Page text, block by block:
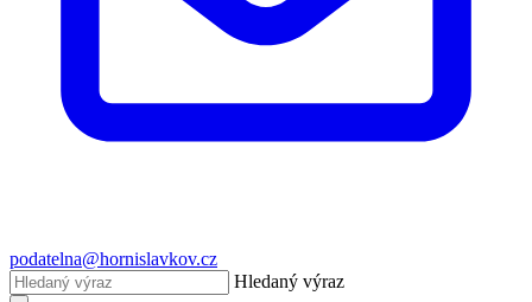
podatelna@hornislavkov.cz
Hledaný výraz